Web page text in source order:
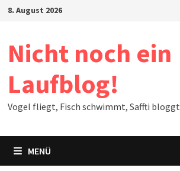
Zum8. August 2026
Nicht noch ein
Laufblog!
Vogel fliegt, Fisch schwimmt, Saffti bloggt
MENÜ